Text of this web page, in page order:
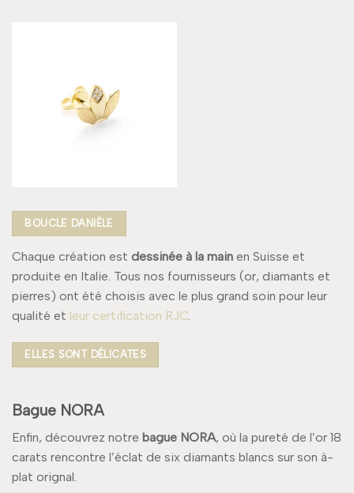
BOUCLE DANIÈLE
Chaque création est dessinée à la main en Suisse et
produite en Italie. Tous nos fournisseurs (or, diamants et
pierres) ont été choisis avec le plus grand soin pour leur
qualité et leur certification RJC.
ELLES SONT DÉLICATES
Bague NORA
Enfin, découvrez notre bague NORA, où la pureté de l’or 18
carats rencontre l’éclat de six diamants blancs sur son à-
plat orignal.